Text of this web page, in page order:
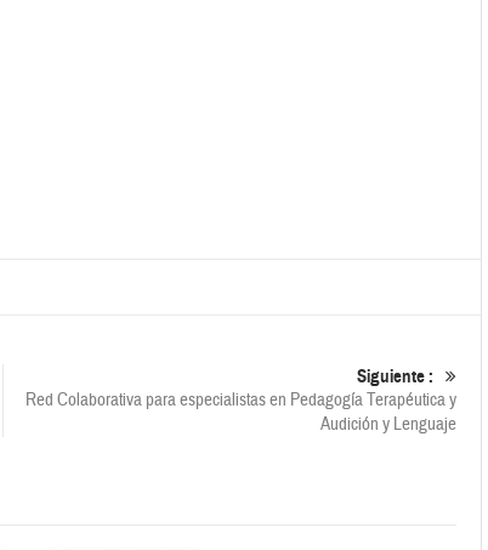
Siguiente :
Red Colaborativa para especialistas en Pedagogía Terapéutica y
Audición y Lenguaje